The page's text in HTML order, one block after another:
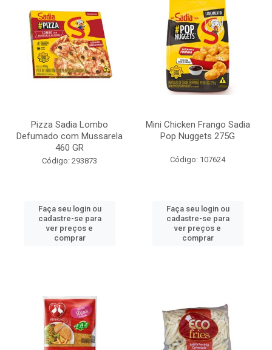
Pizza Sadia Lombo
Defumado com Mussarela
460 GR
Código: 293873
Faça seu login ou
cadastre-se para
ver preços e
comprar
Mini Chicken Frango Sadia
Pop Nuggets 275G
Código: 107624
Faça seu login ou
cadastre-se para
ver preços e
comprar